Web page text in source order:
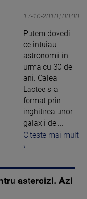
17-10-2010 | 00:00
Putem dovedi
ce intuiau
astronomii in
urma cu 30 de
ani. Calea
Lactee s-a
format prin
inghitirea unor
galaxii de ...
Citeste mai mult
›
asteroizi. Azi